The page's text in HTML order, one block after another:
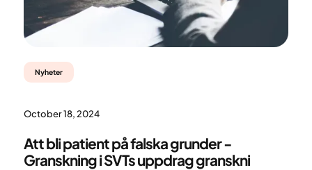
Nyheter
October 18, 2024
Att bli patient på falska grunder -
Granskning i SVTs uppdrag granskni